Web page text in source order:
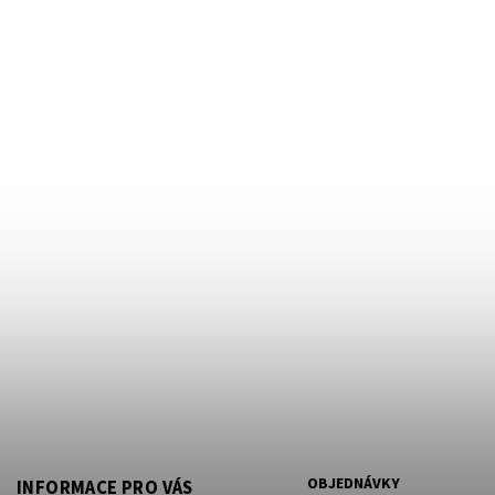
INFORMACE PRO VÁS
OBJEDNÁVKY